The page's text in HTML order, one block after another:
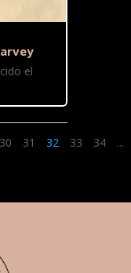
el
30 31 32 33 34 ...